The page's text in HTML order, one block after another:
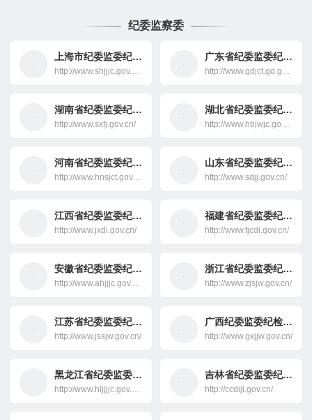
纪委监察委
上海市纪委监委纪检监察网
http://www.shjjjc.gov.cn/
广东省纪委监委纪检监察网
http://www.gdjct.gd.gov.cn/
湖南省纪委监委纪检监察网
http://www.sxfj.gov.cn/
湖北省纪委监委纪检监察网
http://www.hbjwjc.gov.cn/
河南省纪委监委纪检监察网
http://www.hnsjct.gov.cn/
山东省纪委监委纪检监察网
http://www.sdjj.gov.cn/
江西省纪委监委纪检监察网
http://www.jxdi.gov.cn/
福建省纪委监委纪检监察网
http://www.fjcdi.gov.cn/
安徽省纪委监委纪检监察网
http://www.ahjjjc.gov.cn/
浙江省纪委监委纪检监察网
http://www.zjsjw.gov.cn/
江苏省纪委监委纪检监察网
http://www.jssjw.gov.cn/
广西纪委监委纪检监察网
http://www.gxjjw.gov.cn/
黑龙江省纪委监委纪检监察网
http://www.hljjjjc.gov.cn/
吉林省纪委监委纪检监察网
http://ccdijl.gov.cn/